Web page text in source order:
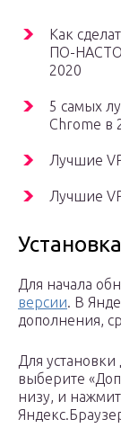
Как
ПО-
2020
5 самых
Chrome в
Лучшие
Лучшие
Для начала
версии. В
дополнения,
Для
выберите
низу, и